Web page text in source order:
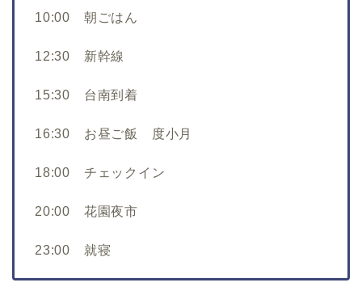
10:00 朝ごはん
12:30 新幹線
15:30 台南到着
16:30 お昼ご飯 度小月
18:00 チェックイン
20:00 花園夜市
23:00 就寝